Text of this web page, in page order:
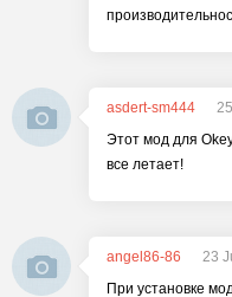
asdert-sm444
Этот мод для
все летает!
angel86-86
23
При установке